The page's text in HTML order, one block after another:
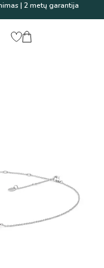
| 2 metų garantija